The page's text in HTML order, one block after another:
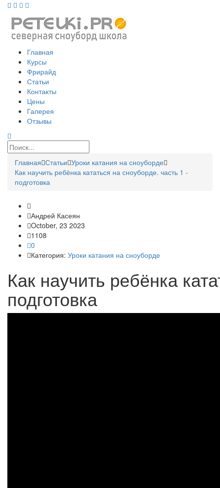
Главная
Курсы
Фрирайд
Статьи
Контакты
Цены
Галерея
Отзывы
Главная Статьи Уроки катания на сноуборде
Как научить ребёнка кататься на сноуборде. часть 1 -
подготовка
Андрей Касеян
October, 23 2023
1108
0
Категория: Уроки катания на сноуборде
Как научить ребёнка
подготовка